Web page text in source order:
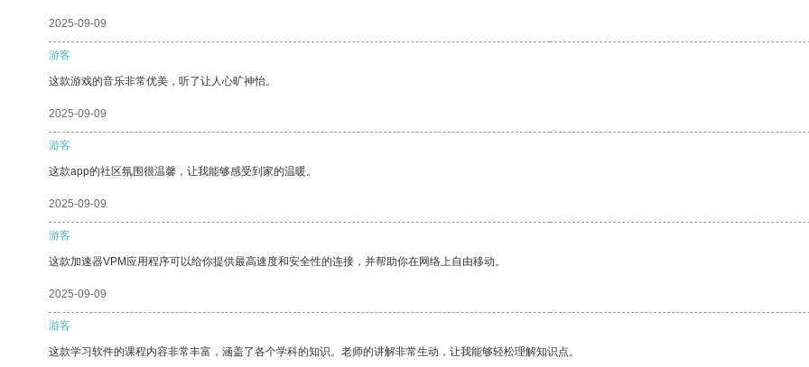
2025-09-09
游客
这款游戏的音乐非常优美，听了让人心旷神怡。
2025-09-09
游客
这款app的社区氛围很温馨，让我能够感受到家的温暖。
2025-09-09
游客
这款加速器VPM应用程序可以给你提供最高速度和安全性的连接，并帮助你在网络上自由移动。
2025-09-09
游客
这款学习软件的课程内容非常丰富，涵盖了各个学科的知识。老师的讲解非常生动，让我能够轻松理解知识点。